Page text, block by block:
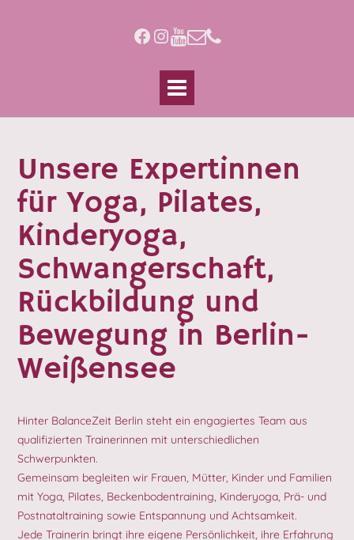
Facebook
Instagram
Unsere Expertinnen
für Yoga, Pilates,
Kinderyoga,
Schwangerschaft,
Rückbildung und
Bewegung in Berlin-
Weißensee
Hinter BalanceZeit Berlin steht ein engagiertes Team aus
qualifizierten Trainerinnen mit unterschiedlichen
Schwerpunkten.
Gemeinsam begleiten wir Frauen, Mütter, Kinder und Familien
mit Yoga, Pilates, Beckenbodentraining, Kinderyoga, Prä- und
Postnataltraining sowie Entspannung und Achtsamkeit.
Jede Trainerin bringt ihre eigene Persönlichkeit, ihre Erfahrung